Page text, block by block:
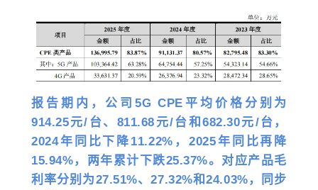
报告期内，公司5G CPE平均价格分别为
914.25元/台、811.68元/台和682.30元/台，
2024年同比下降11.22%，2025年同比再降
15.94%，两年累计下跌25.37%。对应产品毛
利率分别为27.51%、27.32%和24.03%，同步